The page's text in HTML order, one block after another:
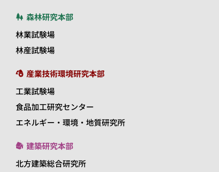
森林研究本部
林業試験場
林産試験場
産業技術環境研究本部
工業試験場
食品加工研究センター
エネルギー・環境・地質研究所
建築研究本部
北方建築総合研究所